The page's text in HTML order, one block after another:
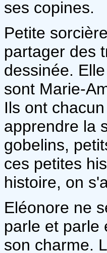
ses copines.
Petite
partager des
dessinée.
sont Marie-
Ils ont
apprendre la
gobelins,
ces petites
histoire, on
Eléonore ne
parle et parle
son charme.